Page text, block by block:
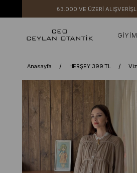
₺3.000 VE ÜZERİ
GİYİM
Anasayfa HERŞEY 399 TL